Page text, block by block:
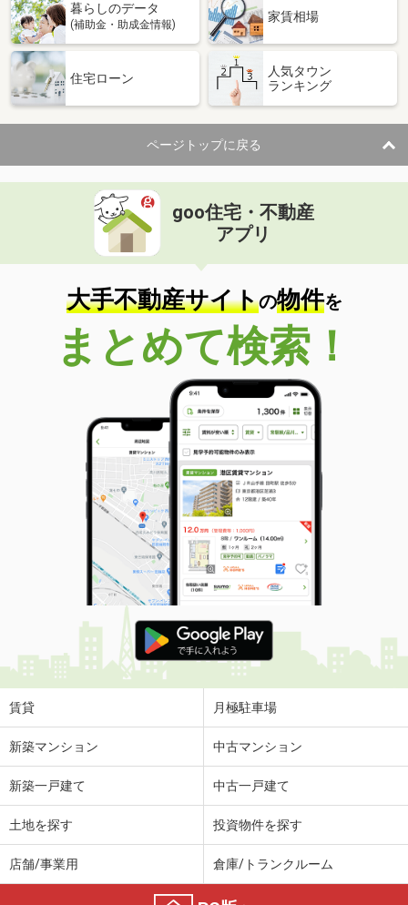
暮らしのデータ
(補助金・助成金情報)
家賃相場
住宅ローン
人気タウン
ランキング
ページトップに戻る
goo住宅・不動産
アプリ
大手不動産サイトの物件を
まとめて検索！
賃貸 月極駐車場
新築マンション 中古マンション
新築一戸建て 中古一戸建て
土地を探す 投資物件を探す
店舗/事業用 倉庫/トランクルーム